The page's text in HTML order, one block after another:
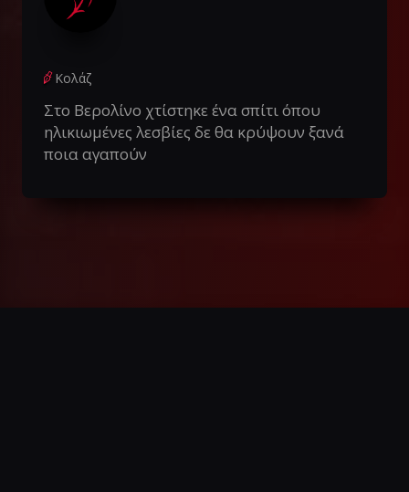
Κολάζ
Στο Βερολίνο χτίστηκε ένα σπίτι όπου
ηλικιωμένες λεσβίες δε θα κρύψουν ξανά
ποια αγαπούν